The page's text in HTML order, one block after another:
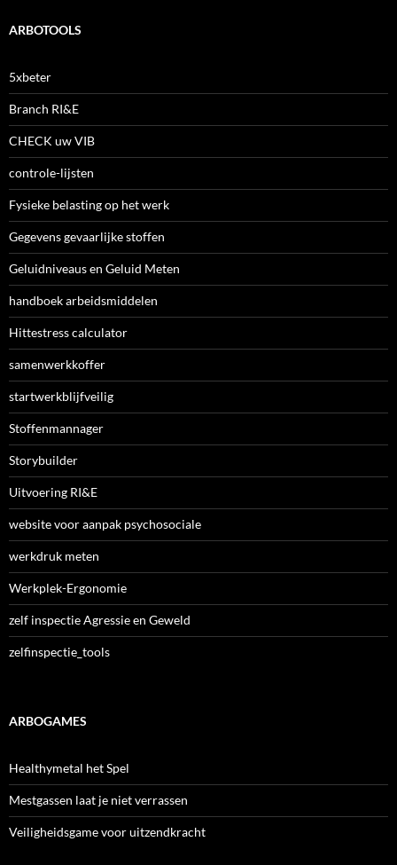
ARBOTOOLS
5xbeter
Branch RI&E
CHECK uw VIB
controle-lijsten
Fysieke belasting op het werk
Gegevens gevaarlijke stoffen
Geluidniveaus en Geluid Meten
handboek arbeidsmiddelen
Hittestress calculator
samenwerkkoffer
startwerkblijfveilig
Stoffenmannager
Storybuilder
Uitvoering RI&E
website voor aanpak psychosociale
werkdruk meten
Werkplek-Ergonomie
zelf inspectie Agressie en Geweld
zelfinspectie_tools
ARBOGAMES
Healthymetal het Spel
Mestgassen laat je niet verrassen
Veiligheidsgame voor uitzendkracht